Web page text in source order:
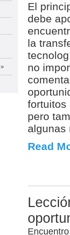
»
El
debe
la
no
fortuitos
pero
algunas
Read